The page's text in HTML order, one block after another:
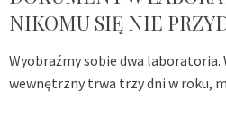
NIKOMU SIĘ NIE
Wyobraźmy sobie dwa laboratoria.
wewnętrzny trwa trzy dni w roku,